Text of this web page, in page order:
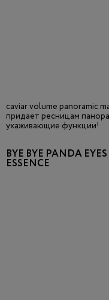
caviar volume panoramic
придает ресницам
ухаживающие функции!
BYE BYE PANDA
ESSENCE